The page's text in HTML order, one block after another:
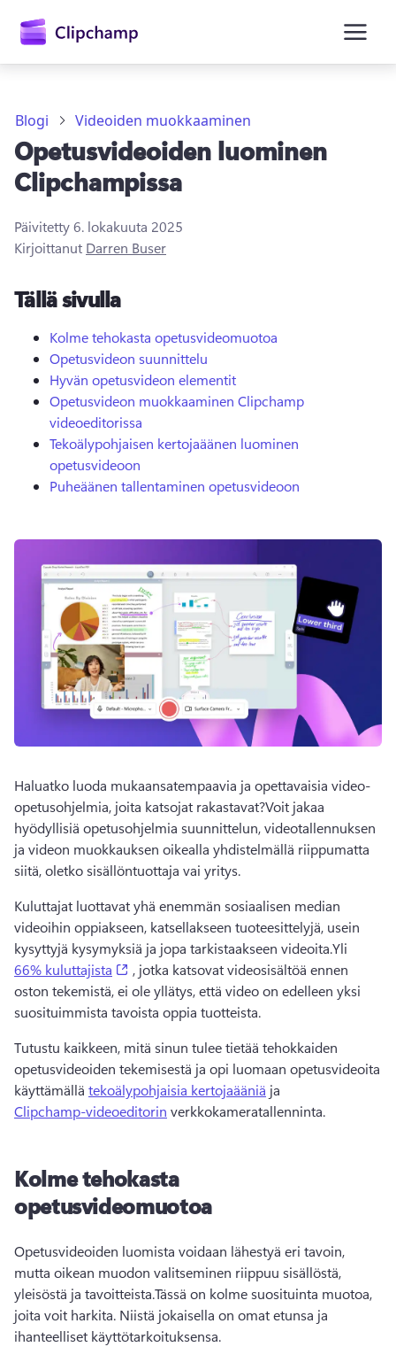
Kirjaudu sisään
Blogi Videoiden muokkaaminen
Opetusvideoiden luominen
Clipchampissa
Päivitetty6. lokakuuta 2025
Kirjoittanut Darren Buser
Tällä sivulla
Kolme tehokasta opetusvideomuotoa
Opetusvideon suunnittelu
Hyvän opetusvideon elementit
Opetusvideon muokkaaminen Clipchamp
videoeditorissa
Tekoälypohjaisen kertojaäänen luominen
opetusvideoon
Puheäänen tallentaminen opetusvideoon
Haluatko luoda mukaansatempaavia ja opettavaisia video-
opetusohjelmia, joita katsojat rakastavat?Voit jakaa
hyödyllisiä opetusohjelmia suunnittelun, videotallennuksen
ja videon muokkauksen oikealla yhdistelmällä riippumatta
siitä, oletko sisällöntuottaja vai yritys.
Kuluttajat luottavat yhä enemmän sosiaalisen median
videoihin oppiakseen, katsellakseen tuoteesittelyjä, usein
kysyttyjä kysymyksiä ja jopa tarkistaakseen videoita.Yli
66% kuluttajista
(opens in a new tab)
, jotka katsovat videosisältöä ennen
oston tekemistä, ei ole yllätys, että video on edelleen yksi
suosituimmista tavoista oppia tuotteista.
Tutustu kaikkeen, mitä sinun tulee tietää tehokkaiden
opetusvideoiden tekemisestä ja opi luomaan opetusvideoita
käyttämällä tekoälypohjaisia kertojaääniä ja
Clipchamp-videoeditorin verkkokameratallenninta.
Kolme tehokasta
opetusvideomuotoa
Opetusvideoiden luomista voidaan lähestyä eri tavoin,
mutta oikean muodon valitseminen riippuu sisällöstä,
yleisöstä ja tavoitteista.Tässä on kolme suosituinta muotoa,
joita voit harkita. Niistä jokaisella on omat etunsa ja
ihanteelliset käyttötarkoituksensa.